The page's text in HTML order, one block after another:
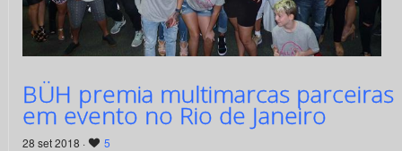
BÜH premia multimarcas parceiras
em evento no Rio de Janeiro
28 set 2018 · 5